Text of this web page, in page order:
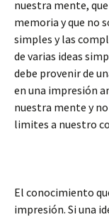
nuestra mente,
memoria y que no
simples y las
de varias ideas
debe provenir de
en una impresión
nuestra mente y
limites a nuestro
El conocimiento
impresión. Si una